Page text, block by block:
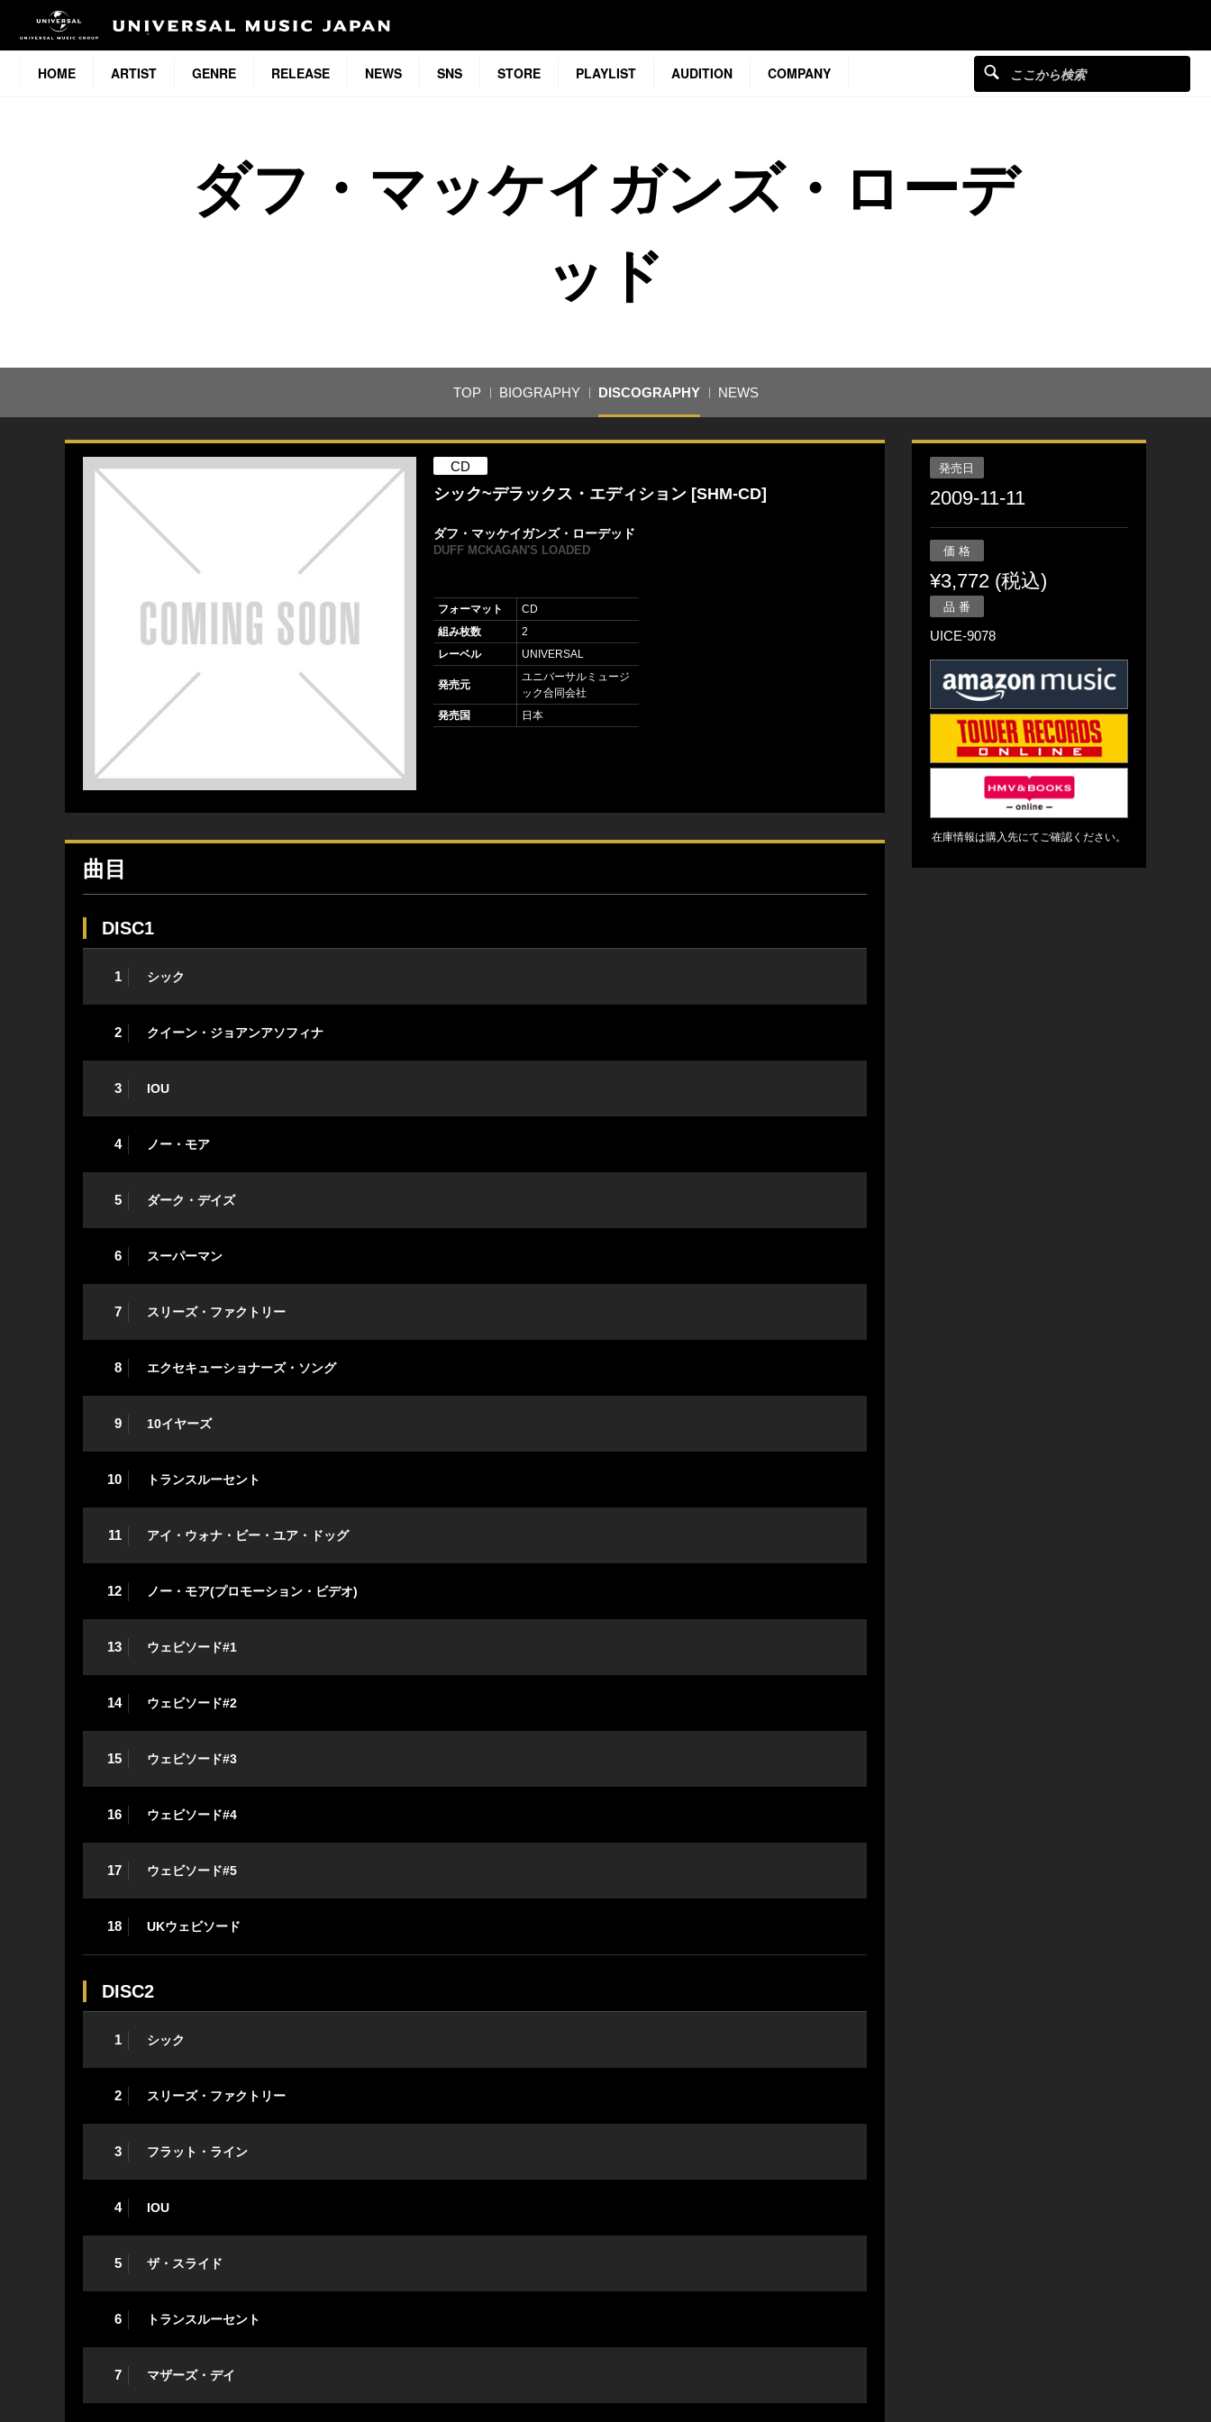
HOME ARTIST GENRE RELEASE NEWS SNS STORE PLAYLIST AUDITION COMPANY
ダフ・マッケイガンズ・ローデ
ッド
TOP BIOGRAPHY DISCOGRAPHY NEWS
CD
シック~デラックス・エディション [SHM-CD]
ダフ・マッケイガンズ・ローデッド
DUFF MCKAGAN'S LOADED
フォーマット
CD
組み枚数
2
レーベル
UNIVERSAL
発売元
ユニバーサルミュージ
ック合同会社
発売国
日本
曲目
DISC1
1 シック
2 クイーン・ジョアンアソフィナ
3 IOU
4 ノー・モア
5 ダーク・デイズ
6 スーパーマン
7 スリーズ・ファクトリー
8 エクセキューショナーズ・ソング
9 10イヤーズ
10 トランスルーセント
11 アイ・ウォナ・ビー・ユア・ドッグ
12 ノー・モア(プロモーション・ビデオ)
13 ウェビソード#1
14 ウェビソード#2
15 ウェビソード#3
16 ウェビソード#4
17 ウェビソード#5
18 UKウェビソード
DISC2
1 シック
2 スリーズ・ファクトリー
3 フラット・ライン
4 IOU
5 ザ・スライド
6 トランスルーセント
7 マザーズ・デイ
発売日
2009-11-11
価 格
¥3,772 (税込)
品 番
UICE-9078
在庫情報は購入先にてご確認ください。